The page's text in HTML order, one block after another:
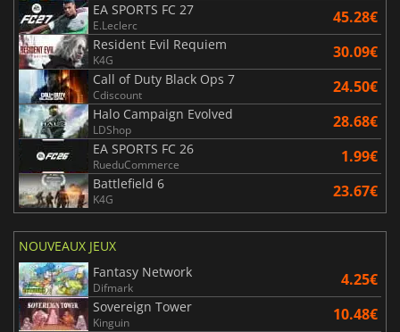
EA SPORTS FC 27
E.Leclerc 45.28€
Resident Evil Requiem
K4G 30.09€
Call of Duty Black Ops 7
Cdiscount 24.50€
Halo Campaign Evolved
LDShop 28.68€
EA SPORTS FC 26
RueduCommerce 1.99€
Battlefield 6
K4G 23.67€
NOUVEAUX JEUX
Fantasy Network
Difmark 4.25€
Sovereign Tower
Kinguin 10.48€